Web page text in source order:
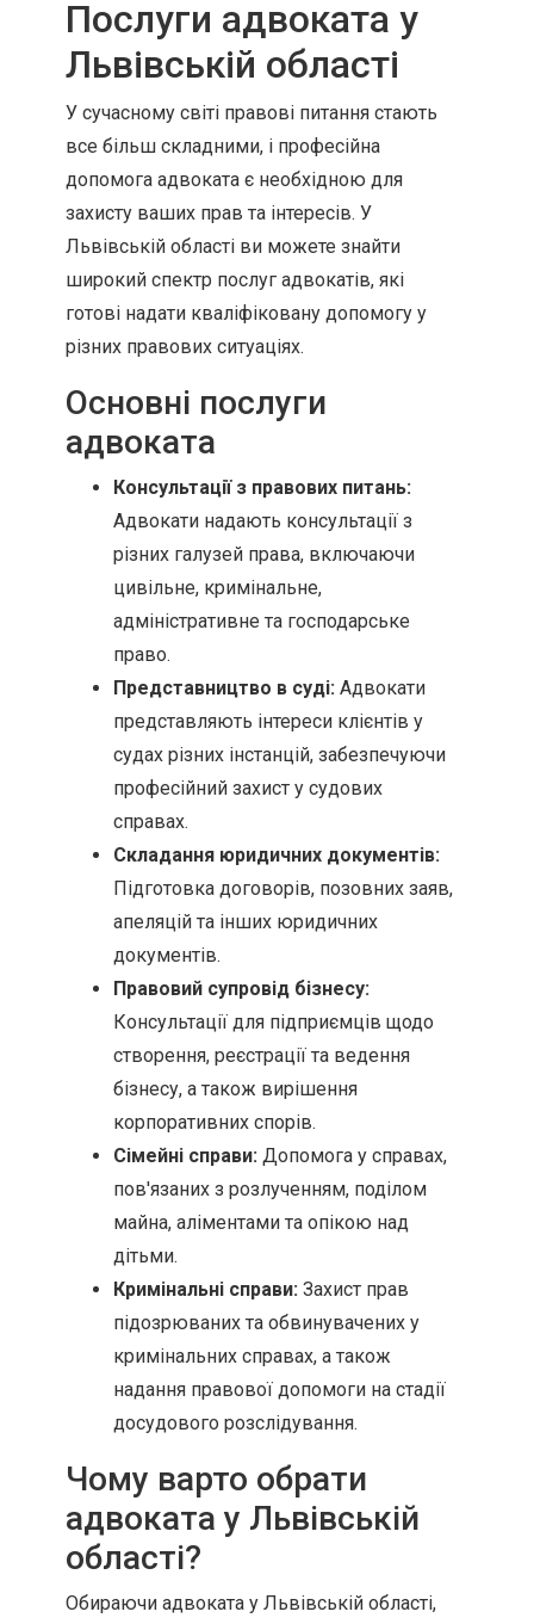
Послуги адвоката у
Львівській області
У сучасному світі правові питання стають
все більш складними, і професійна
допомога адвоката є необхідною для
захисту ваших прав та інтересів. У
Львівській області ви можете знайти
широкий спектр послуг адвокатів, які
готові надати кваліфіковану допомогу у
різних правових ситуаціях.
Основні послуги
адвоката
Консультації з правових питань:
Адвокати надають консультації з
різних галузей права, включаючи
цивільне, кримінальне,
адміністративне та господарське
право.
Представництво в суді: Адвокати
представляють інтереси клієнтів у
судах різних інстанцій, забезпечуючи
професійний захист у судових
справах.
Складання юридичних документів:
Підготовка договорів, позовних заяв,
апеляцій та інших юридичних
документів.
Правовий супровід бізнесу:
Консультації для підприємців щодо
створення, реєстрації та ведення
бізнесу, а також вирішення
корпоративних спорів.
Сімейні справи: Допомога у справах,
пов'язаних з розлученням, поділом
майна, аліментами та опікою над
дітьми.
Кримінальні справи: Захист прав
підозрюваних та обвинувачених у
кримінальних справах, а також
надання правової допомоги на стадії
досудового розслідування.
Чому варто обрати
адвоката у Львівській
області?
Обираючи адвоката у Львівській області,